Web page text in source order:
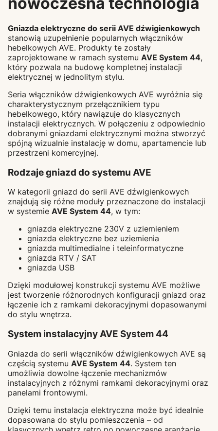
Gniazda elektryczne do serii AVE dźwigienkowych
stanowią uzupełnienie popularnych włączników
hebelkowych AVE. Produkty te zostały
zaprojektowane w ramach systemu AVE System 44,
który pozwala na budowę kompletnej instalacji
elektrycznej w jednolitym stylu.
Seria włączników dźwigienkowych AVE wyróżnia się
charakterystycznym przełącznikiem typu
hebelkowego, który nawiązuje do klasycznych
instalacji elektrycznych. W połączeniu z odpowiednio
dobranymi gniazdami elektrycznymi można stworzyć
spójną wizualnie instalację w domu, apartamencie lub
przestrzeni komercyjnej.
Rodzaje gniazd do systemu AVE
W kategorii gniazd do serii AVE dźwigienkowych
znajdują się różne moduły przeznaczone do instalacji
w systemie AVE System 44, w tym:
gniazda elektryczne 230V z uziemieniem
gniazda elektryczne bez uziemienia
gniazda multimedialne i teleinformatyczne
gniazda RTV / SAT
gniazda USB
Dzięki modułowej konstrukcji systemu AVE możliwe
jest tworzenie różnorodnych konfiguracji gniazd oraz
łączenie ich z ramkami dekoracyjnymi dopasowanymi
do stylu wnętrza.
System instalacyjny AVE System 44
Gniazda do serii włączników dźwigienkowych AVE są
częścią systemu AVE System 44. System ten
umożliwia dowolne łączenie mechanizmów
instalacyjnych z różnymi ramkami dekoracyjnymi oraz
panelami frontowymi.
Dzięki temu instalacja elektryczna może być idealnie
dopasowana do stylu pomieszczenia – od